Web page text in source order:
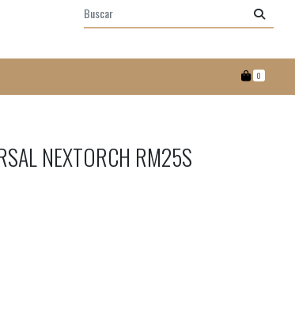
0
NEXTORCH RM25S